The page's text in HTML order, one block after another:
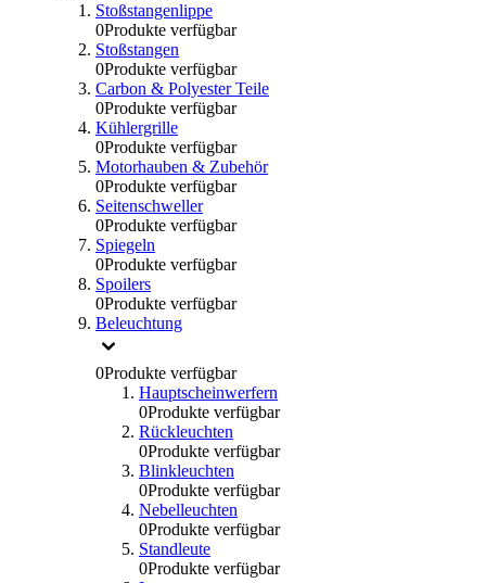
Stoßstangenlippe
0Produkte verfügbar
Stoßstangen
0Produkte verfügbar
Carbon & Polyester Teile
0Produkte verfügbar
Kühlergrille
0Produkte verfügbar
Motorhauben & Zubehör
0Produkte verfügbar
Seitenschweller
0Produkte verfügbar
Spiegeln
0Produkte verfügbar
Spoilers
0Produkte verfügbar
Beleuchtung
0Produkte verfügbar
Hauptscheinwerfern
0Produkte verfügbar
Rückleuchten
0Produkte verfügbar
Blinkleuchten
0Produkte verfügbar
Nebelleuchten
0Produkte verfügbar
Standleute
0Produkte verfügbar